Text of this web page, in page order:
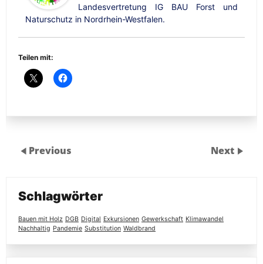
Landesvertretung IG BAU Forst und
Naturschutz in Nordrhein-Westfalen.
Teilen mit:
Previous Next
Schlagwörter
Bauen mit Holz DGB Digital Exkursionen Gewerkschaft Klimawandel
Nachhaltig Pandemie Substitution Waldbrand